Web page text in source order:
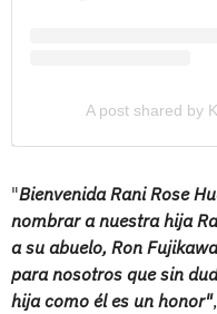
A post shared by
"Bienvenida Rani Rose
nombrar a nuestra hija
a su abuelo, Ron
para nosotros que sin
hija como él es un honor"